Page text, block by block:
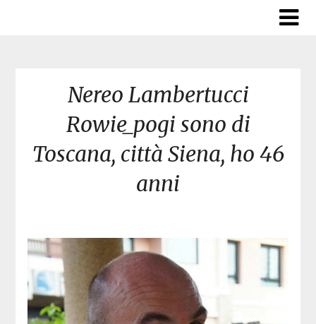
Nereo Lambertucci
Rowie_pogi sono di
Toscana, città Siena, ho 46
anni